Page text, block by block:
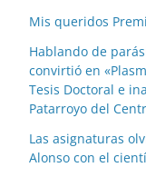
Mis queridos
Hablando de
convirtió en
Tesis Doctoral e
Patarroyo del
Las asignaturas
Alonso con el